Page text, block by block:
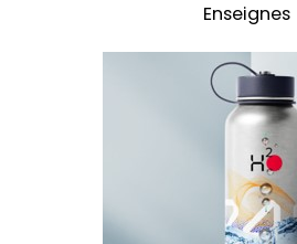
Enseignes